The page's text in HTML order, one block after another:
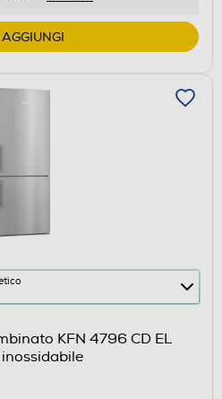
AGGIUNGI
KFN 4796 CD EL